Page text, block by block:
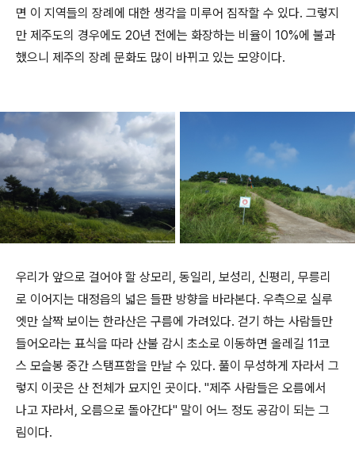
면 이 지역들의 장례에 대한 생각을 미루어 짐작할 수 있다. 그렇지
만 제주도의 경우에도 20년 전에는 화장하는 비율이 10%에 불과
했으니 제주의 장례 문화도 많이 바뀌고 있는 모양이다.
우리가 앞으로 걸어야 할 상모리, 동일리, 보성리, 신평리, 무릉리
로 이어지는 대정읍의 넓은 들판 방향을 바라본다. 우측으로 실루
엣만 살짝 보이는 한라산은 구름에 가려있다. 걷기 하는 사람들만
들어오라는 표식을 따라 산불 감시 초소로 이동하면 올레길 11코
스 모슬봉 중간 스탬프함을 만날 수 있다. 풀이 무성하게 자라서 그
렇지 이곳은 산 전체가 묘지인 곳이다. "제주 사람들은 오름에서
나고 자라서, 오름으로 돌아간다" 말이 어느 정도 공감이 되는 그
림이다.